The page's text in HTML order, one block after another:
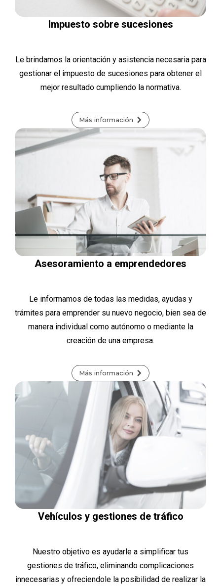
Impuesto sobre sucesiones
Le brindamos la orientación y asistencia necesaria para
gestionar el impuesto de sucesiones para obtener el
mejor resultado cumpliendo la normativa.
Más información
Asesoramiento a emprendedores
Le informamos de todas las medidas, ayudas y
trámites para emprender su nuevo negocio, bien sea de
manera individual como autónomo o mediante la
creación de una empresa.
Más información
Vehículos y gestiones de tráfico
Nuestro objetivo es ayudarle a simplificar tus
gestiones de tráfico, eliminando complicaciones
innecesarias y ofreciendole la posibilidad de realizar la